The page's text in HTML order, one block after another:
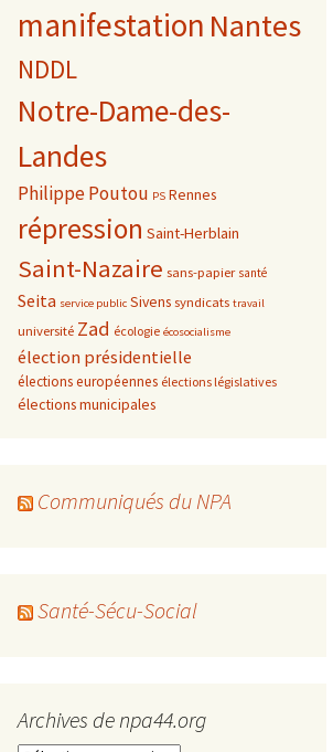
manifestation Nantes
NDDL
Notre-Dame-des-
Landes
Philippe Poutou PS Rennes
répression Saint-Herblain
Saint-Nazaire sans-papier santé
Seita service public Sivens syndicats travail
université Zad écologie écosocialisme
élection présidentielle
élections européennes élections législatives
élections municipales
Communiqués du NPA
Santé-Sécu-Social
Archives de npa44.org